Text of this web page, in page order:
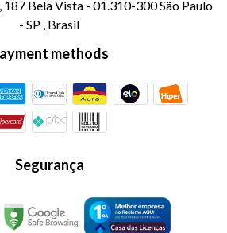
187 Bela Vista - 01.310-300 São Paulo
- SP , Brasil
methods
Segurança